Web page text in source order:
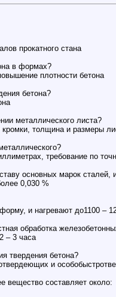
прокатного стана
в формах?
плотности бетона
бетона?
металлического листа?
толщина и размеры
требование по
основных марок сталей,
0,030 %
и нагревают до1100 –
обработка
– 3 часа
твердения бетона?
и
вещество составляет около: